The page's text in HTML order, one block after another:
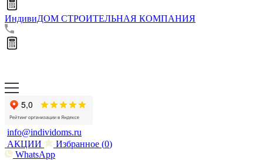
ИндивиДОМ СТРОИТЕЛЬНАЯ КОМПАНИЯ
info@individoms.ru
АКЦИИ
Избранное (0)
WhatsApp